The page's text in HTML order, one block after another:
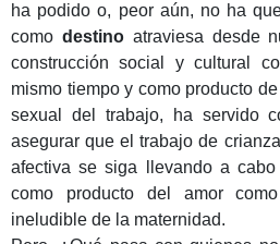
ha podido o, peor aún, no ha
como destinoatraviesa desde
construcción social y cultural
mismo tiempo y como producto
sexual del trabajo, ha servido
asegurar que el trabajo de
afectiva se siga llevando a
como producto del amor
ineludible de la maternidad.